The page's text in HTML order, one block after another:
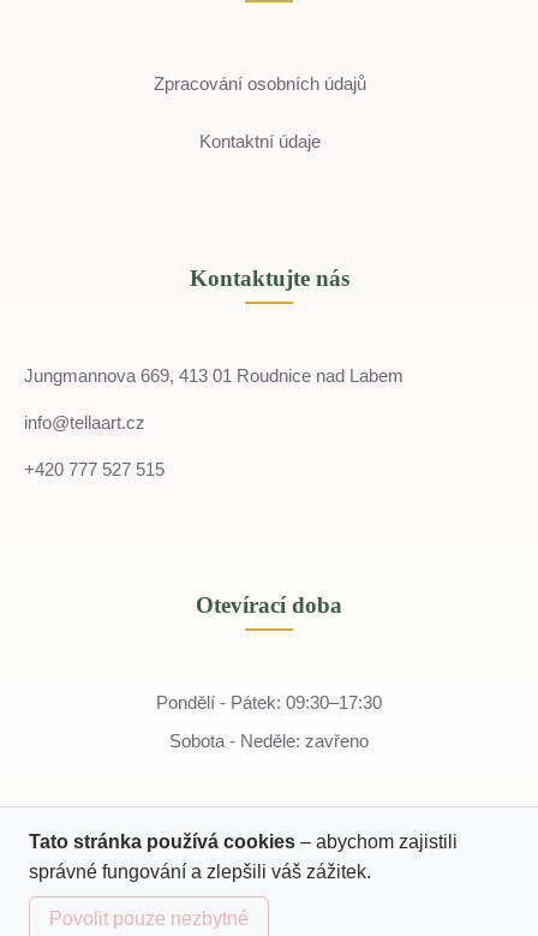
Zpracování osobních údajů
Kontaktní údaje
Kontaktujte nás
Jungmannova 669, 413 01 Roudnice nad Labem
info@tellaart.cz
+420 777 527 515
Otevírací doba
Pondělí - Pátek: 09:30–17:30
Sobota - Neděle: zavřeno
Tato stránka používá cookies – abychom zajistili
správné fungování a zlepšili váš zážitek.
Povolit pouze nezbytné